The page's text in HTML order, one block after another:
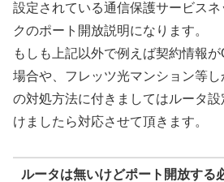
設定されている通信保護サービス
クのポート開放説明になります。
もしも上記以外で例えば契約情報
場合や、フレッツ光マンション等
の対処方法に付きましてはルータ
けましたら対応させて頂きます。
ルータは無いけどポート開放する